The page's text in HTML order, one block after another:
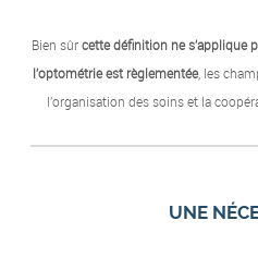
Bien sûrcette définition ne s’applique
l’optométrie est règlementée, les
l’organisation des soins et la
UNE